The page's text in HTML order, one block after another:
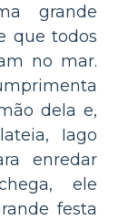
grande
que todos
no mar.
dela e,
Iago
enredar
ele
festa